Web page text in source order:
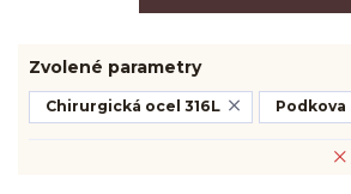
Zvolené parametry
Chirurgická ocel 316L Podkova